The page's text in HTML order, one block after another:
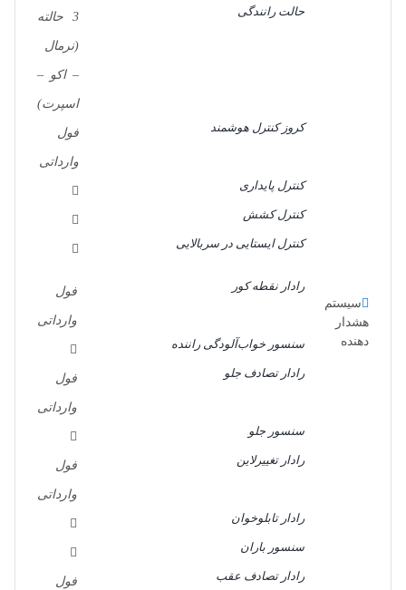
حالت رانندگی 3 حالته
(نرمال
– اکو –
اسپرت)
کروز کنترل هوشمند
فول
وارداتی
کنترل پایداری
کنترل کشش
کنترل ایستایی در سربالایی
سیستم
هشدار
دهنده‌
رادار نقطه کور فول
وارداتی
سنسور خواب‌آلودگی راننده
رادار تصادف جلو فول
وارداتی
سنسور جلو
رادار تغییرلاین فول
وارداتی
رادار تابلوخوان
سنسور باران
رادار تصادف عقب فول